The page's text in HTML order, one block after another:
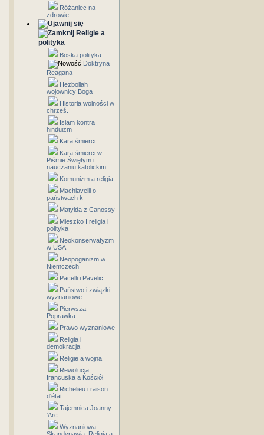
Różaniec na
zdrowie
Religie a
polityka
Boska polityka
Doktryna
Reagana
Hezbollah
wojownicy Boga
Historia wolności w
chrześ.
Islam kontra
hinduizm
Kara śmierci
Kara śmierci w
Piśmie Świętym i
nauczaniu katolickim
Komunizm a religia
Machiavelli o
państwach k
Matylda z Canossy
Mieszko I religia i
polityka
Neokonserwatyzm
w USA
Neopoganizm w
Niemczech
Pacelli i Pavelic
Państwo i związki
wyznaniowe
Pierwsza
Poprawka
Prawo wyznaniowe
Religia i
demokracja
Religie a wojna
Rewolucja
francuska a Kościół
Richelieu i raison
d'état
Tajemnica Joanny
'Arc
Wyznaniowa